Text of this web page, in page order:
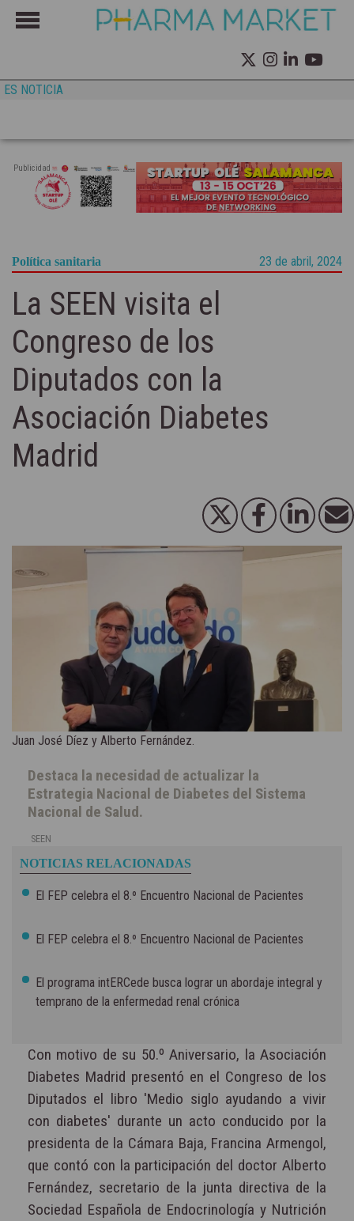
ES NOTICIA
Publicidad
Política sanitaria 23 de abril, 2024
La SEEN visita el
Congreso de los
Diputados con la
Asociación Diabetes
Madrid
Juan José Díez y Alberto Fernández.
Destaca la necesidad de actualizar la
Estrategia Nacional de Diabetes del Sistema
Nacional de Salud.
SEEN
NOTICIAS RELACIONADAS
El FEP celebra el 8.º Encuentro Nacional de Pacientes
El FEP celebra el 8.º Encuentro Nacional de Pacientes
El programa intERCede busca lograr un abordaje integral y
temprano de la enfermedad renal crónica
Con motivo de su 50.º Aniversario, la Asociación
Diabetes Madrid presentó en el Congreso de los
Diputados el libro 'Medio siglo ayudando a vivir
con diabetes' durante un acto conducido por la
presidenta de la Cámara Baja, Francina Armengol,
que contó con la participación del doctor Alberto
Fernández, secretario de la junta directiva de la
Sociedad Española de Endocrinología y Nutrición